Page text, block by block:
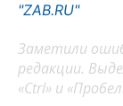
"ZAB.RU"
Заметили
редакции.
«Ctrl» и